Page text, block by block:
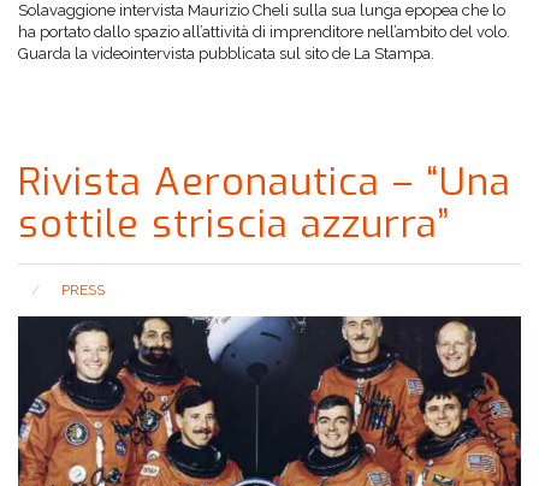
Solavaggione intervista Maurizio Cheli sulla sua lunga epopea che lo
ha portato dallo spazio all’attività di imprenditore nell’ambito del volo.
Guarda la videointervista pubblicata sul sito de La Stampa.
Rivista Aeronautica – “Una
sottile striscia azzurra”
PRESS